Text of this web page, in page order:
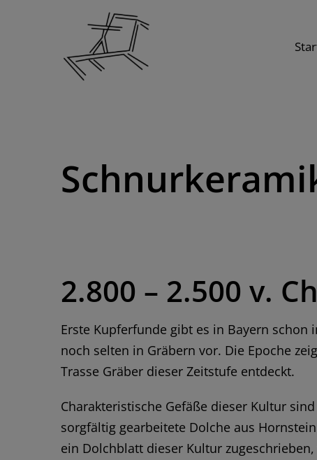
2.800 – 2.500 v.
Erste Kupferfunde gibt es in Bayern
noch selten in Gräbern vor. Die Epoche
Trasse Gräber dieser Zeitstufe entdeckt.
Charakteristische Gefäße dieser Kultur
sorgfältig gearbeitete Dolche aus
ein Dolchblatt dieser Kultur